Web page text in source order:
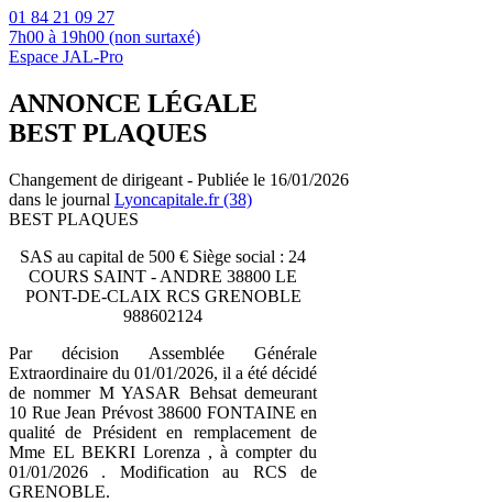
01 84 21 09 27
7h00 à 19h00 (non surtaxé)
Espace JAL-Pro
ANNONCE LÉGALE
BEST PLAQUES
Changement de dirigeant - Publiée le 16/01/2026
dans le journal Lyoncapitale.fr (38)
BEST PLAQUES
SAS au capital de 500 € Siège social : 24
COURS SAINT - ANDRE 38800 LE
PONT-DE-CLAIX RCS GRENOBLE
988602124
Par décision Assemblée Générale
Extraordinaire du 01/01/2026, il a été décidé
de nommer M YASAR Behsat demeurant
10 Rue Jean Prévost 38600 FONTAINE en
qualité de Président en remplacement de
Mme EL BEKRI Lorenza , à compter du
01/01/2026 . Modification au RCS de
GRENOBLE.